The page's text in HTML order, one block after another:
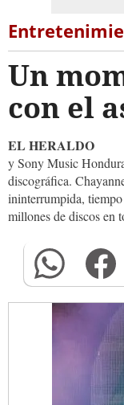
Un
con el
EL HERALDO
y Sony Music
discográfica.
ininterrumpida,
millones de discos en